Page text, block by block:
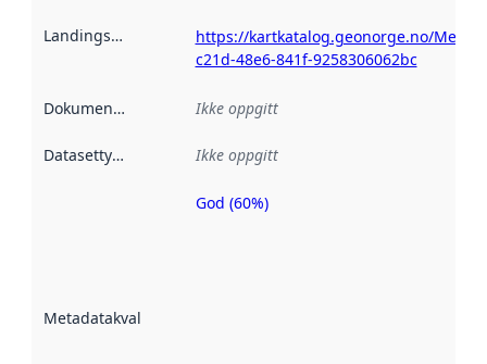
Landingsside
https://kartkatalog.geonorge.no/
c21d-48e6-841f-9258306062bc
Dokumentasjon Ikke oppgitt
Datasettype Ikke oppgitt
Metadatakvalitet
Metadatakvalitet
God (60%)